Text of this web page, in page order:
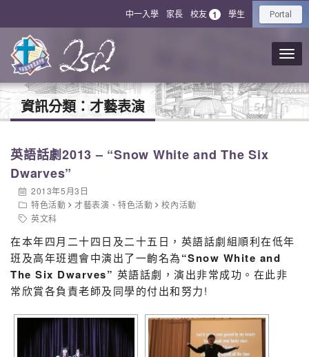
中一入學 家長 校友 1 學生 Portal
資訊分類： 才藝表演
英語話劇2013 – “Snow White and The Six
Dwarves”
2013年5月3日
特色活動
才藝表演 、特色活動
校內活動
英文科
在本年四月二十四日及二十五日，英語話劇組順利在低年
班及高年班週會中演出了一齣名為“Snow White and
The Six Dwarves” 英語話劇，演出非常成功。在此非
常欣賞各負責老師及同學的付出和努力!